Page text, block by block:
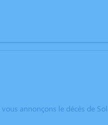
annonçons le décès de